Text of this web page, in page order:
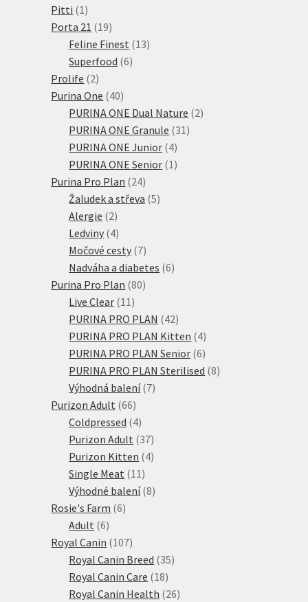
Pitti 1 1
produkt
Porta 21 1919
produktů
Feline Finest 1313
Superfood 66
Prolife 22
produkty
Purina One 4040
produktů
PURINA ONE Dual Nature 22
PURINA ONE Granule 31 31
PURINA ONE Junior 44
produkty
PURINA ONE Senior 1 1
Purina Pro Plan 2424
produktů
Žaludek a střeva 55
Alergie 22
produkty
Ledviny 44
produkty
Močové cesty 77
produktů
Nadváha a diabetes 66
Purina Pro Plan 8080
Live Clear 11 11
produktů
PURINA PRO PLAN 4242
produktů
PURINA PRO PLAN Kitten 44
produkty
PURINA PRO PLAN Senior 66
produktů
PURINA PRO PLAN Sterilised 88
Výhodná balení 77
Purizon Adult 6666
produktů
Coldpressed 44
produkty
Purizon Adult 3737
produktů
Purizon Kitten 44
Single Meat 11 11
produktů
Výhodné balení 88
Rosie's Farm 66
Adult 66
produktů
Royal Canin 107107
produktů
Royal Canin Breed 3535
Royal Canin Care 1818
produktů
Royal Canin Health 2626